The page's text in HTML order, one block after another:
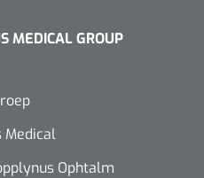
MEDICAL GROUP
Medical
Ophtalm